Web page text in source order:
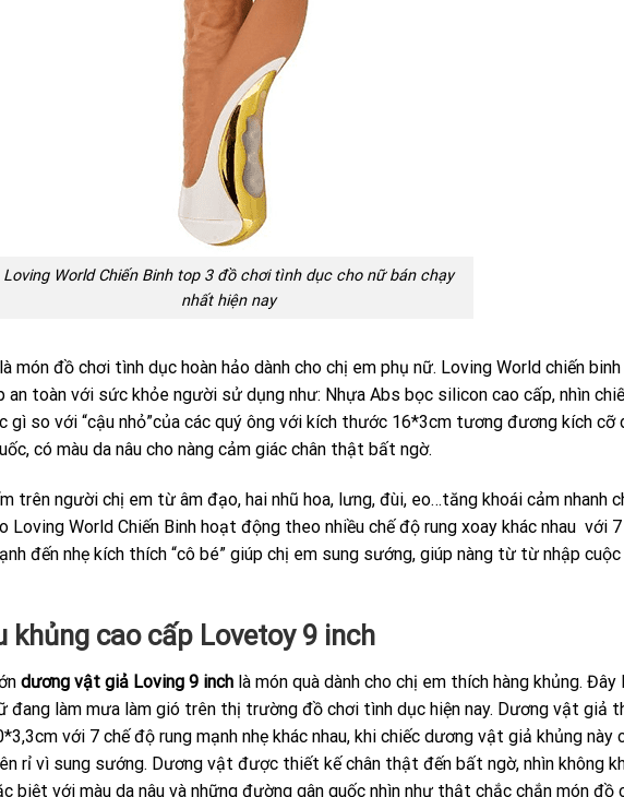
Loving World Chiến Binh top 3 đồ chơi tình dục cho nữ bán chạy
nhất hiện nay
là món đồ chơi tình dục hoàn hảo dành cho chị em phụ nữ. Loving World chiến
an toàn với sức khỏe người sử dụng như: Nhựa Abs bọc silicon cao cấp, nhìn
gì so với “cậu nhỏ”của các quý ông với kích thước 16*3cm tương đương kích cỡ
có màu da nâu cho nàng cảm giác chân thật bất ngờ.
trên người chị em từ âm đạo, hai nhũ hoa, lưng, đùi, eo…tăng khoái cảm nhanh
World Chiến Binh hoạt động theo nhiều chế độ rung xoay khác nhau với 7
đến nhẹ kích thích “cô bé” giúp chị em sung sướng, giúp nàng từ từ nhập
khủng cao cấp Lovetoy 9 inch
dương vật giả Loving 9 inch là món quà dành cho chị em thích hàng khủng. Đây
đang làm mưa làm gió trên thị trường đồ chơi tình dục hiện nay. Dương vật giả
với 7 chế độ rung mạnh nhẹ khác nhau, khi chiếc dương vật giả khủng này
rỉ vì sung sướng. Dương vật được thiết kế chân thật đến bất ngờ, nhìn không
biệt với màu da nâu và những đường gân guốc nhìn như thật chắc chắn món đồ